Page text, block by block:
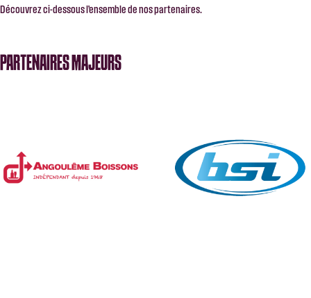
Découvrez ci-dessous l’ensemble de nos partenaires.
PARTENAIRES MAJEURS